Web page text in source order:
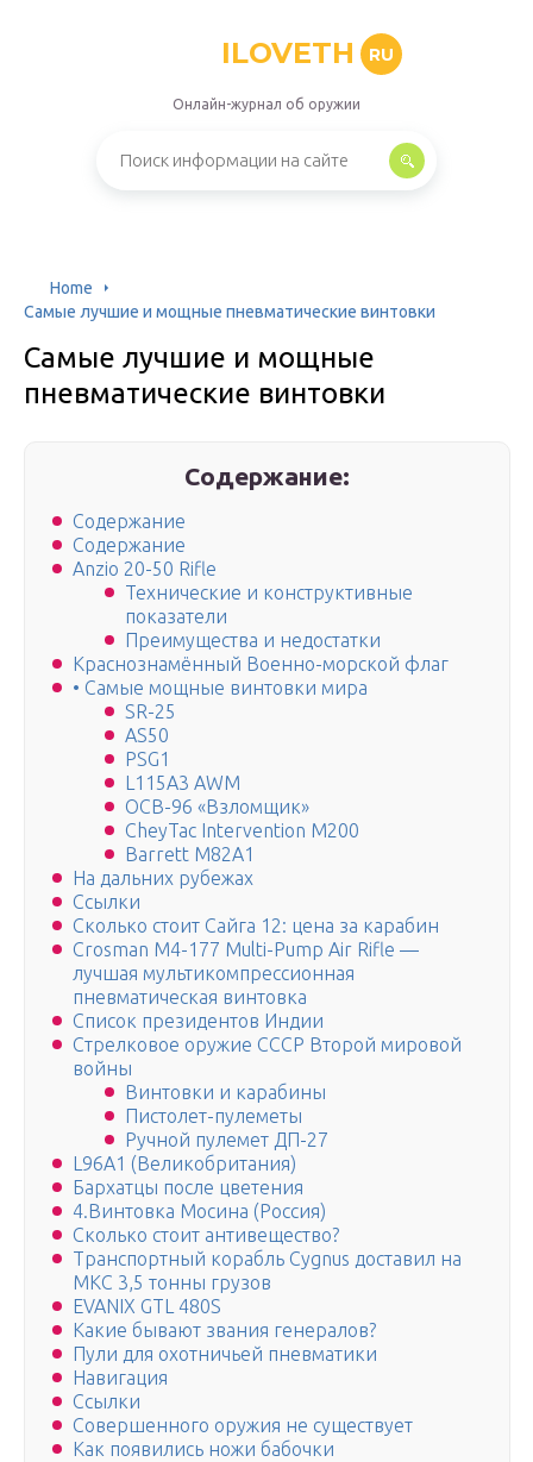
ILOVETH RU
Онлайн-журнал об оружии
Home
Самые лучшие и мощные пневматические винтовки
Самые лучшие и мощные
пневматические винтовки
Содержание:
Содержание
Содержание
Anzio 20-50 Rifle
Технические и конструктивные
показатели
Преимущества и недостатки
Краснознамённый Военно-морской флаг
• Самые мощные винтовки мира
SR-25
AS50
PSG1
L115A3 AWM
ОСВ-96 «Взломщик»
CheyTac Intervention М200
Barrett M82A1
На дальних рубежах
Ссылки
Сколько стоит Сайга 12: цена за карабин
Crosman M4-177 Multi-Pump Air Rifle —
лучшая мультикомпрессионная
пневматическая винтовка
Список президентов Индии
Стрелковое оружие СССР Второй мировой
войны
Винтовки и карабины
Пистолет-пулеметы
Ручной пулемет ДП-27
L96A1 (Великобритания)
Бархатцы после цветения
4.Винтовка Мосина (Россия)
Сколько стоит антивещество?
Транспортный корабль Cygnus доставил на
МКС 3,5 тонны грузов
EVANIX GTL 480S
Какие бывают звания генералов?
Пули для охотничьей пневматики
Навигация
Ссылки
Совершенного оружия не существует
Как появились ножи бабочки